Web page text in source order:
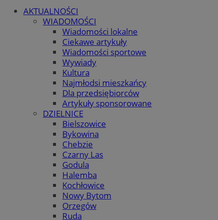
AKTUALNOŚCI
WIADOMOŚCI
Wiadomości lokalne
Ciekawe artykuły
Wiadomości sportowe
Wywiady
Kultura
Najmłodsi mieszkańcy
Dla przedsiębiorców
Artykuły sponsorowane
DZIELNICE
Bielszowice
Bykowina
Chebzie
Czarny Las
Godula
Halemba
Kochłowice
Nowy Bytom
Orzegów
Ruda